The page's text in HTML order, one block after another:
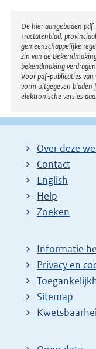
Disclaimer
De hier aangeboden
Tractatenblad,
gemeenschappelijke
zin van de
bekendmaking
Voor pdf-publicaties van
vorm uitgegeven bladen
elektronische versies
Over deze
Contact
English
Help
Zoeken
Informatie
Privacy en
Sitemap
E
t